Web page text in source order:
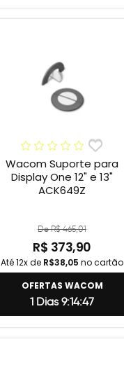
Wacom Suporte para
Display One 12" e 13"
ACK649Z
De R$ 465,01
R$ 373,90
Até 12x de R$38,05 no cartão
OFERTAS WACOM
1 Dias 9:14:46